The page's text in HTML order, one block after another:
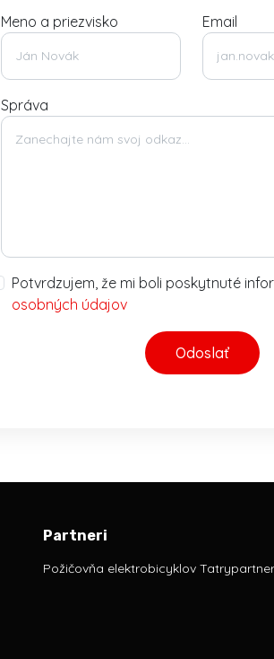
Meno a priezvisko Email
Správa
Potvrdzujem, že mi boli poskytnuté
osobných údajov
Odoslať
Partneri
Požičovňa elektrobicyklov Tatrypartner